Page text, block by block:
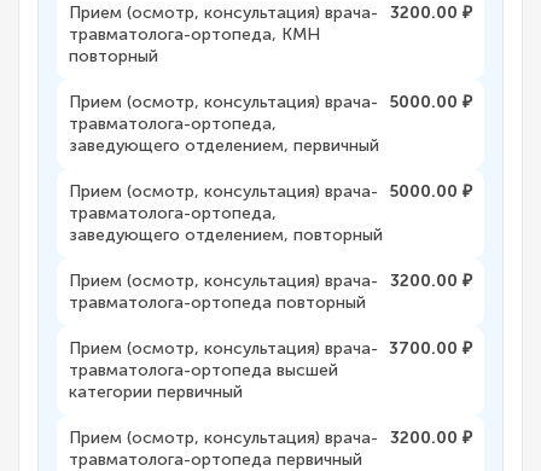
Прием (осмотр, консультация) врача-
травматолога-ортопеда, КМН
повторный
3200.00 ₽
Прием (осмотр, консультация) врача-
травматолога-ортопеда,
заведующего отделением, первичный
5000.00 ₽
Прием (осмотр, консультация) врача-
травматолога-ортопеда,
заведующего отделением, повторный
5000.00 ₽
Прием (осмотр, консультация) врача-
травматолога-ортопеда повторный
3200.00 ₽
Прием (осмотр, консультация) врача-
травматолога-ортопеда высшей
категории первичный
3700.00 ₽
Прием (осмотр, консультация) врача-
травматолога-ортопеда первичный
3200.00 ₽